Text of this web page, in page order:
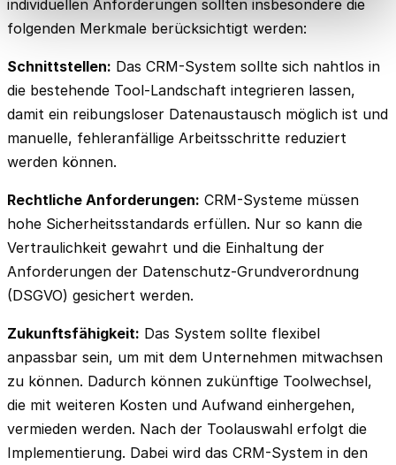
individuellen Anforderungen sollten insbesondere die
folgenden Merkmale berücksichtigt werden:
Schnittstellen: Das CRM-System sollte sich nahtlos in
die bestehende Tool-Landschaft integrieren lassen,
damit ein reibungsloser Datenaustausch möglich ist und
manuelle, fehleranfällige Arbeitsschritte reduziert
werden können.
Rechtliche Anforderungen: CRM-Systeme müssen
hohe Sicherheitsstandards erfüllen. Nur so kann die
Vertraulichkeit gewahrt und die Einhaltung der
Anforderungen der Datenschutz-Grundverordnung
(DSGVO) gesichert werden.
Zukunftsfähigkeit: Das System sollte flexibel
anpassbar sein, um mit dem Unternehmen mitwachsen
zu können. Dadurch können zukünftige Toolwechsel,
die mit weiteren Kosten und Aufwand einhergehen,
vermieden werden. Nach der Toolauswahl erfolgt die
Implementierung. Dabei wird das CRM-System in den